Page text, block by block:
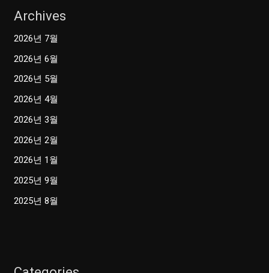
Archives
2026년 7월
2026년 6월
2026년 5월
2026년 4월
2026년 3월
2026년 2월
2026년 1월
2025년 9월
2025년 8월